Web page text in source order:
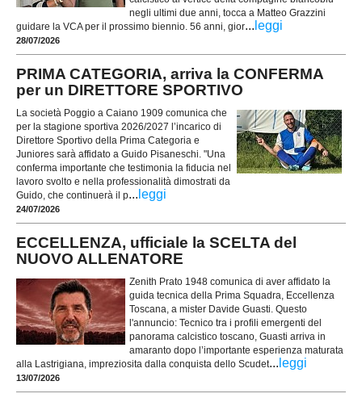
negli ultimi due anni, tocca a Matteo Grazzini
guidare la VCA per il prossimo biennio. 56 anni, gior... leggi
28/07/2026
PRIMA CATEGORIA, arriva la CONFERMA
per un DIRETTORE SPORTIVO
La società Poggio a Caiano 1909 comunica che
per la stagione sportiva 2026/2027 l’incarico di
Direttore Sportivo della Prima Categoria e
Juniores sarà affidato a Guido Pisaneschi. "Una
conferma importante che testimonia la fiducia nel
lavoro svolto e nella professionalità dimostrati da
Guido, che continuerà il p... leggi
24/07/2026
ECCELLENZA, ufficiale la SCELTA del
NUOVO ALLENATORE
Zenith Prato 1948 comunica di aver affidato la
guida tecnica della Prima Squadra, Eccellenza
Toscana, a mister Davide Guasti. Questo
l'annuncio: Tecnico tra i profili emergenti del
panorama calcistico toscano, Guasti arriva in
amaranto dopo l’importante esperienza maturata
alla Lastrigiana, impreziosita dalla conquista dello Scudet... leggi
13/07/2026